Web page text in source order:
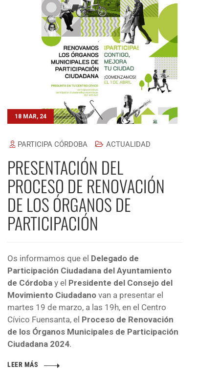
18 MAR, 24
PARTICIPA CÓRDOBA ACTUALIDAD
PRESENTACIÓN DEL
PROCESO DE RENOVACIÓN
DE LOS ÓRGANOS DE
PARTICIPACIÓN
Os informamos que el Delegado de
Participación Ciudadana del Ayuntamiento
de Córdoba y el Presidente del Consejo del
Movimiento Ciudadano van a presentar el
martes 19 de marzo, a las 19h, en el Centro
Cívico Fuensanta, el Proceso de Renovación
de los Órganos Municipales de Participación
Ciudadana 2024.
LEER MÁS